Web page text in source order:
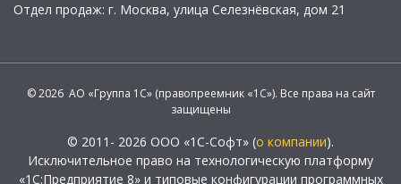
Отдел продаж: г. Москва, улица Селезнёвская, дом 21
© 2026 АО «Группа 1С» (правопреемник «1С»). Все права на сайт
защищены
© 2011- 2026 ООО «1С-Софт» (о компании).
Исключительное право на технологическую платформу
«1С:Предприятие 8» и типовые конфигурации программных